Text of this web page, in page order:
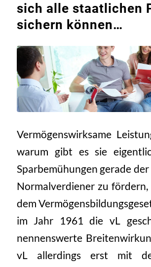
sich alle staatlichen
sichern können…
Vermögenswirksame
warum gibt es sie
Sparbemühungen gerade
Normalverdiener zu
dem
im Jahr 1961 die vL
nennenswerte
vL allerdings erst mit